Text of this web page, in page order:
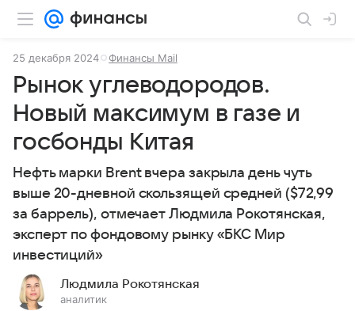
25 декабря 2024 Финансы Mail
Рынок углеводородов.
Новый максимум в газе и
госбонды Китая
Нефть марки Brent вчера закрыла день чуть
выше 20-дневной скользящей средней ($72,99
за баррель), отмечает Людмила Рокотянская,
эксперт по фондовому рынку «БКС Мир
инвестиций»
Людмила Рокотянская
аналитик